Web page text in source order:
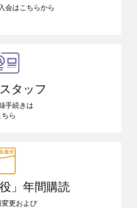
会はこちらから
タッフ
手続きは
ちら
」 年間購読
更および